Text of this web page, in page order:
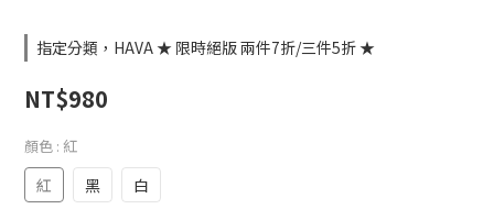
指定分類，HAVA ★ 限時絕版 兩件7折/三件5折 ★
NT$980
顏色 : 紅
紅 黑 白